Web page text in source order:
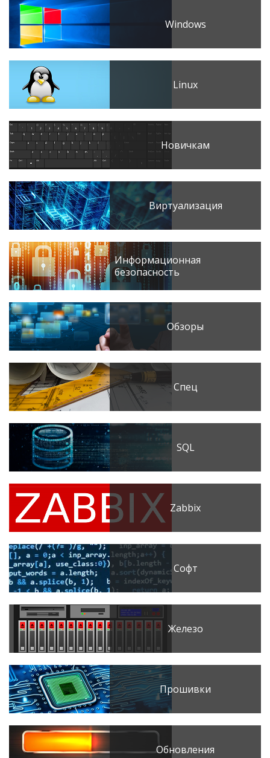
Windows
Linux
Новичкам
Виртуализация
Информационная
безопасность
Обзоры
Спец
SQL
Zabbix
Софт
Железо
Прошивки
Обновления